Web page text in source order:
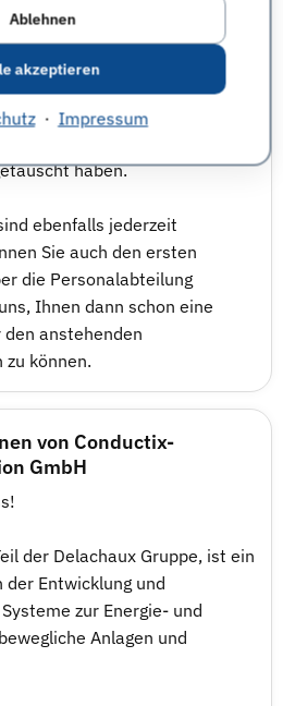
Ablehnen
akzeptieren
· Impressum
möglichst langfristigen
soll, ist der Auswahlprozess
In der Regel finden zwei
Damit stellen wir sicher,
zukünftige Fachbereich alle
haben.
ebenfalls jederzeit
Sie auch den ersten
die Personalabteilung
Ihnen dann schon eine
anstehenden
zu können.
von Conductix-
GmbH
der Delachaux Gruppe, ist ein
Entwicklung und
zur Energie- und
Anlagen und